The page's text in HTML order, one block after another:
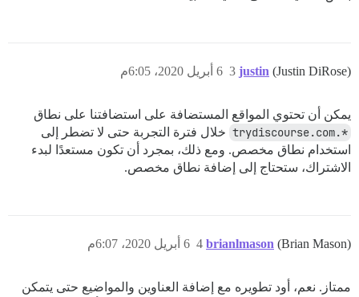
justin (Justin DiRose) 6 أبريل 2020، 6:05م 3
يمكن أن تحتوي المواقع المستضافة على استضافتنا على نطاق
*.trydiscourse.com
خلال فترة التجربة حتى لا تضطر إلى
استخدام نطاق مخصص. ومع ذلك، بمجرد أن تكون مستعدًا لبدء
الاشتراك، ستحتاج إلى إضافة نطاق مخصص.
brianlmason (Brian Mason) 6 أبريل 2020، 6:07م 4
ممتاز. نعم، أود تطويره مع إضافة العناوين والمواضيع حتى يتمكن